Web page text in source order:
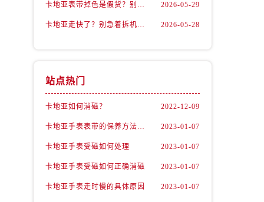
卡地亚表带掉色是假货？别急，可能是这些日常习惯惹的祸 2026-05-29
卡地亚走快了？别急着拆机，先做这一步 2026-05-28
站点热门
卡地亚如何消磁？ 2022-12-09
卡地亚手表表带的保养方法有哪些？ 2023-01-07
卡地亚手表受磁如何处理 2023-01-07
卡地亚手表受磁如何正确消磁 2023-01-07
卡地亚手表走时慢的具体原因 2023-01-07